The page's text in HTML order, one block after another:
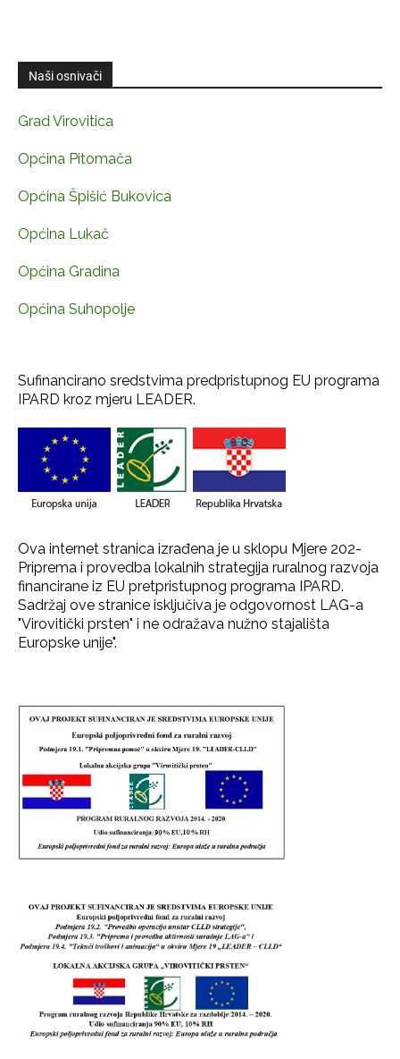
Naši osnivači
Grad Virovitica
Općina Pitomača
Općina Špišić Bukovica
Općina Lukač
Općina Gradina
Općina Suhopolje
Sufinancirano sredstvima predpristupnog EU programa
IPARD kroz mjeru LEADER.
Ova internet stranica izrađena je u sklopu Mjere 202-
Priprema i provedba lokalnih strategija ruralnog razvoja
financirane iz EU pretpristupnog programa IPARD.
Sadržaj ove stranice isključiva je odgovornost LAG-a
"Virovitički prsten" i ne odražava nužno stajališta
Europske unije".